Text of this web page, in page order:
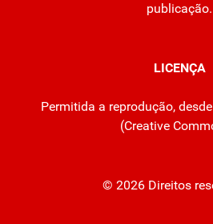
publicação.
LICENÇA
Permitida a reprodução,
(Creative
© 2026 Direitos